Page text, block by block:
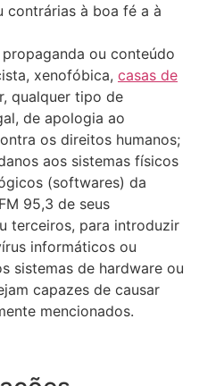
contrárias à boa fé a à
ou conteúdo
xenofóbica, casas de
qualquer tipo de
de apologia ao
os direitos humanos;
aos sistemas físicos
(softwares) da
95,3 de seus
terceiros, para introduzir
informáticos ou
sistemas de hardware ou
capazes de causar
mencionados.